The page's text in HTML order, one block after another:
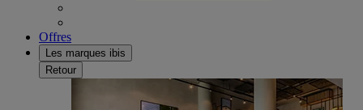
Offres
Les marques ibis
Retour